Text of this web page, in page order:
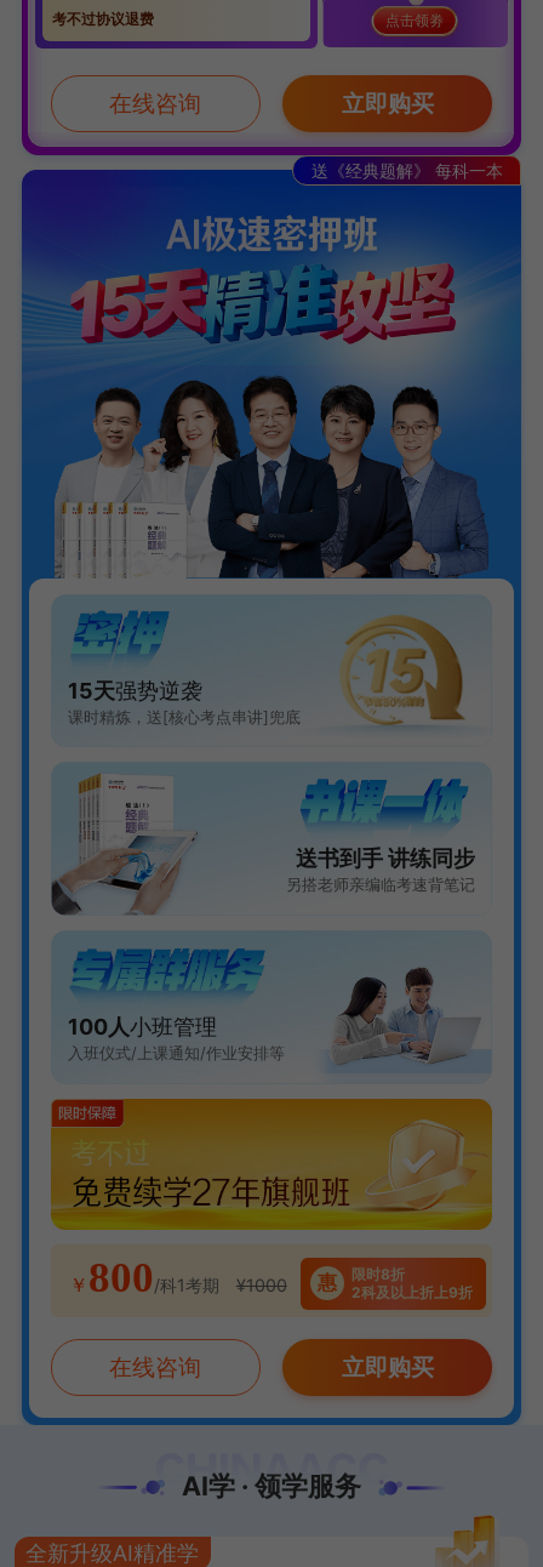
考不过协议退费 点击领劵
在线咨询 立即购买
送《经典题解》 每科一本
15天强势逆袭
课时精炼，送[核心考点串讲]兜底
送书到手 讲练同步
另搭老师亲编临考速背笔记
100人小班管理
入班仪式/上课通知/作业安排等
￥ 800/科1考期 ¥1000 惠
限时8折
2科及以上折上9折
在线咨询 立即购买
AI学 · 领学服务
全新升级AI精准学